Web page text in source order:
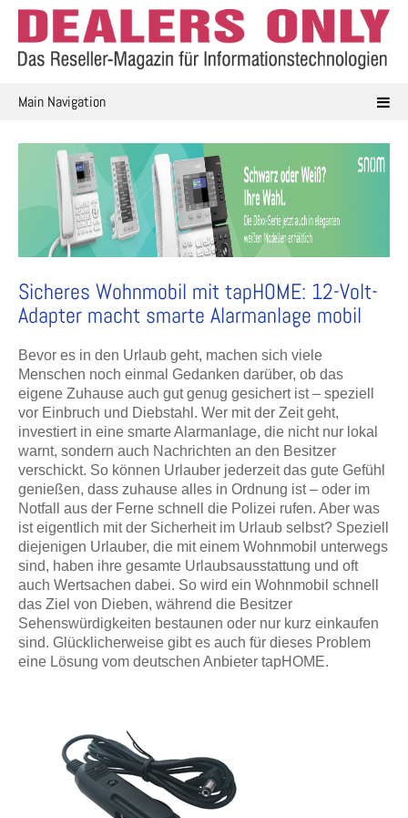
Skip
content
Main Navigation
Sicheres Wohnmobil mit tapHOME: 12-Volt-
Adapter macht smarte Alarmanlage mobil
Bevor es in den Urlaub geht, machen sich viele
Menschen noch einmal Gedanken darüber, ob das
eigene Zuhause auch gut genug gesichert ist – speziell
vor Einbruch und Diebstahl. Wer mit der Zeit geht,
investiert in eine smarte Alarmanlage, die nicht nur lokal
warnt, sondern auch Nachrichten an den Besitzer
verschickt. So können Urlauber jederzeit das gute Gefühl
genießen, dass zuhause alles in Ordnung ist – oder im
Notfall aus der Ferne schnell die Polizei rufen. Aber was
ist eigentlich mit der Sicherheit im Urlaub selbst? Speziell
diejenigen Urlauber, die mit einem Wohnmobil unterwegs
sind, haben ihre gesamte Urlaubsausstattung und oft
auch Wertsachen dabei. So wird ein Wohnmobil schnell
das Ziel von Dieben, während die Besitzer
Sehenswürdigkeiten bestaunen oder nur kurz einkaufen
sind. Glücklicherweise gibt es auch für dieses Problem
eine Lösung vom deutschen Anbieter tapHOME.